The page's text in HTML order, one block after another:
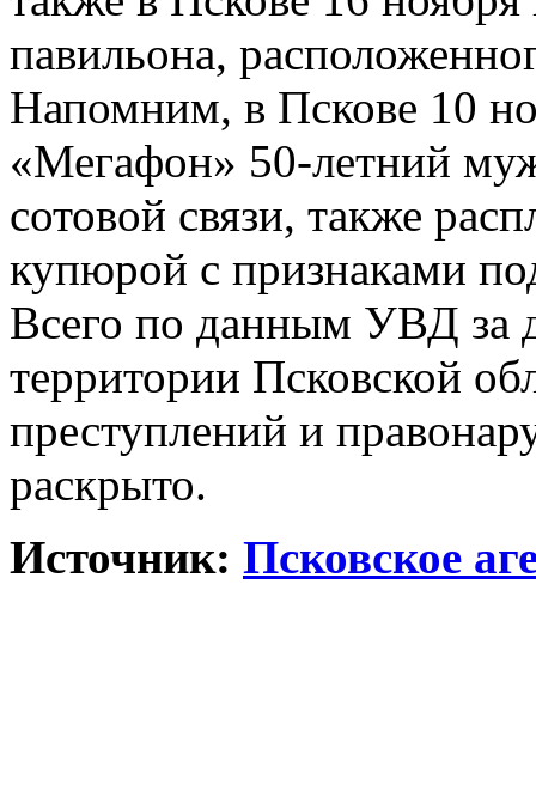
павильона,
Напомним, в Пскове 10
«Мегафон» 50-летний
сотовой связи, также
купюрой с признаками
Всего по данным УВД за
территории Псковской
преступлений и
раскрыто.
Источник: Псковское